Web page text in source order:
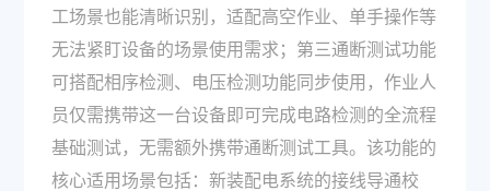
工场景也能清晰识别，适配高空作业、单手操作等
无法紧盯设备的场景使用需求；第三通断测试功能
可搭配相序检测、电压检测功能同步使用，作业人
员仅需携带这一台设备即可完成电路检测的全流程
基础测试，无需额外携带通断测试工具。该功能的
核心适用场景包括：新装配电系统的接线导通校